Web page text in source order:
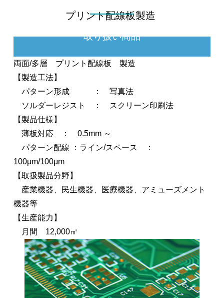
プリント配線板製造
取り扱い商品
両面/多層 プリント配線板 製造
【製造工法】
パターン形成 ： 写真法
ソルダーレジスト ： スクリーン印刷法
【製品仕様】
薄板対応 ： 0.5mm ～
パターン配線 ：ライン/スペース ：
100μm/100μm
【取扱製品分野】
産業機器、民生機器、医療機器、アミューズメント
機器等
【生産能力】
月間 12,000㎡